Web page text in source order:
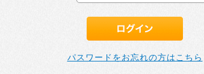
パスワードをお忘れの方はこちら